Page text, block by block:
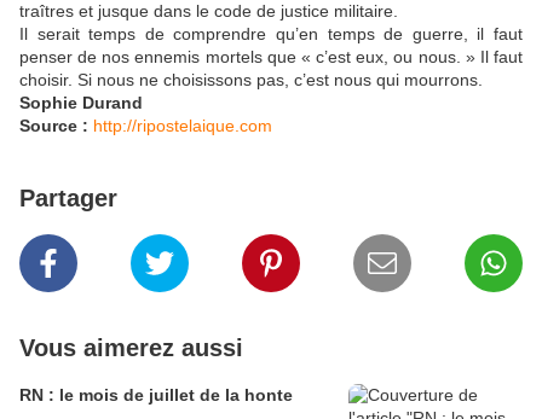
traîtres et jusque dans le code de justice militaire.
Il serait temps de comprendre qu’en temps de guerre, il faut
penser de nos ennemis mortels que « c’est eux, ou nous. » Il faut
choisir. Si nous ne choisissons pas, c’est nous qui mourrons.
Sophie Durand
Source : http://ripostelaique.com
Partager
Vous aimerez aussi
RN : le mois de juillet de la honte